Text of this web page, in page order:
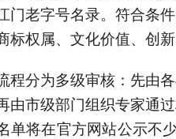
门老字号名录。符合条
标权属、文化价值、创新
程分为多级审核：先由
由市级部门组织专家通
单将在官方网站公示不